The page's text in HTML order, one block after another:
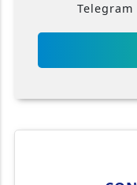
Telegram